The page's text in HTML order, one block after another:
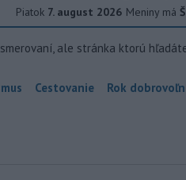
Piatok 7. august 2026 Meniny má
ale stránka ktorú
Cestovanie Rok